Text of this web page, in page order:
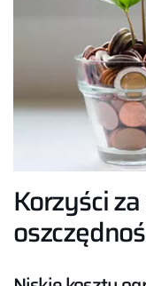
Korzyści